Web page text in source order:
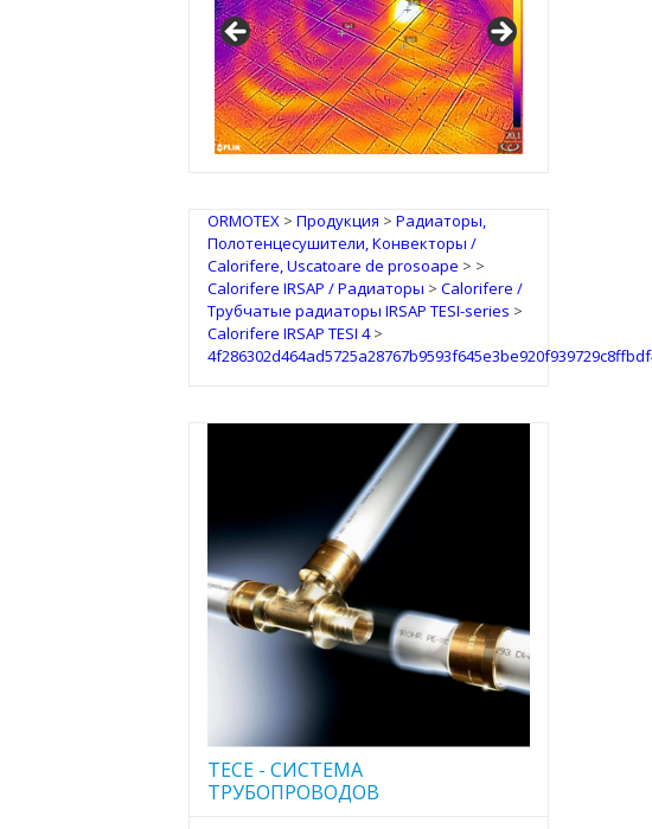
IRSAP Design Radiators
ORMOTEX> Продукция > Радиаторы,
Полотенцесушители, Конвекторы /
Calorifere, Uscatoare de prosoape > >
Calorifere IRSAP / Радиаторы > Calorifere /
Трубчатые радиаторы IRSAP TESI-series >
Calorifere IRSAP TESI 4>
TECE - CИСТЕМА
ТРУБОПРОВОДОВ